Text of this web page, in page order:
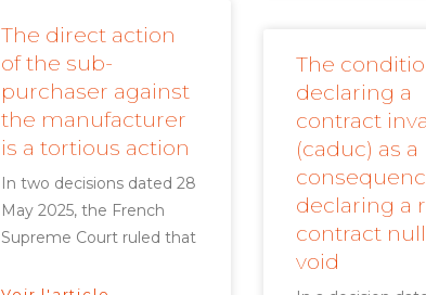
The direct action
of the sub-
purchaser against
the manufacturer
is a tortious action
In two decisions dated 28
May 2025, the French
Supreme Court ruled that
The
declaring a
contract
(caduc) as a
declaring a
contract
void